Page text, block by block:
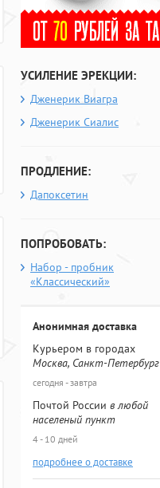
УСИЛЕНИЕ ЭРЕКЦИИ:
Дженерик Виагра
Дженерик Сиалис
ПРОДЛЕНИЕ:
Дапоксетин
ПОПРОБОВАТЬ:
Набор - пробник
«Классический»
Анонимная доставка
Курьером в городах
Москва, Санкт-Петербург
сегодня - завтра
Почтой России в любой
населеный пункт
4 - 10 дней
подробнее о доставке